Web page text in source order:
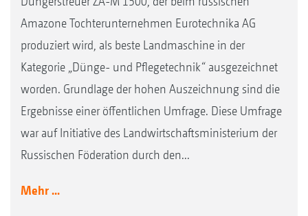
Amazone Tochterunternehmen Eurotechnika AG
produziert wird, als beste Landmaschine in der
Kategorie „Dünge- und Pflegetechnik“ ausgezeichnet
worden. Grundlage der hohen Auszeichnung sind die
Ergebnisse einer öffentlichen Umfrage. Diese Umfrage
war auf Initiative des Landwirtschaftsministerium der
Russischen Föderation durch den...
Mehr ...